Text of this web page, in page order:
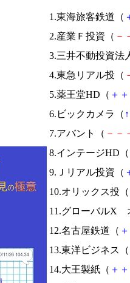
1.東海旅客鉄道（
2.産業Ｆ投資（ －
3.三井不動投資法
4.東急リアル投（
5.薬王堂HD（ ＋ ＋
6.ビックカメラ（ ↑
7.アバント（ － －
8.インテージHD（
9.Ｊリアル投資（
10.オリックス投（
11.グローバルX
12.名古屋鉄道（ ＋
13.東洋ビジネス（
14.大王製紙（ ＋ ＋